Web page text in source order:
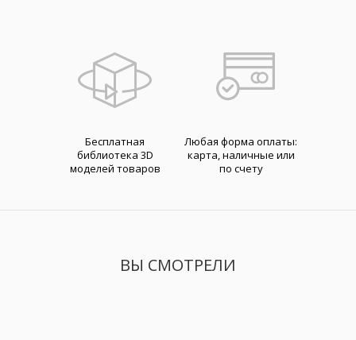
Бесплатная
библиотека 3D
моделей товаров
Любая форма оплаты:
карта, наличные или
по счету
ВЫ СМОТРЕЛИ